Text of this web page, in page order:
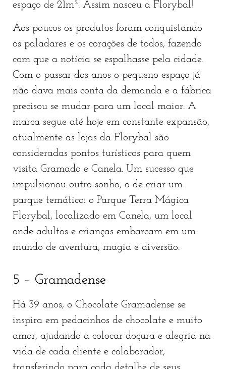
espaço de 21m². Assim nasceu a Florybal!
Aos poucos os produtos foram conquistando
os paladares e os corações de todos, fazendo
com que a notícia se espalhasse pela cidade.
Com o passar dos anos o pequeno espaço já
não dava mais conta da demanda e a fábrica
precisou se mudar para um local maior. A
marca segue até hoje em constante expansão,
atualmente as lojas da Florybal são
consideradas pontos turísticos para quem
visita Gramado e Canela. Um sucesso que
impulsionou outro sonho, o de criar um
parque temático: o Parque Terra Mágica
Florybal, localizado em Canela, um local
onde adultos e crianças embarcam em um
mundo de aventura, magia e diversão.
5 – Gramadense
Há 39 anos, o Chocolate Gramadense se
inspira em pedacinhos de chocolate e muito
amor, ajudando a colocar doçura e alegria na
vida de cada cliente e colaborador,